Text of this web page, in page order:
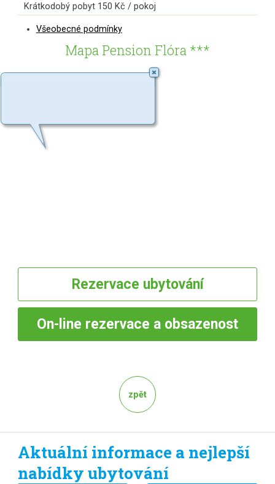
Krátkodobý pobyt 150 Kč / pokoj
Všeobecné podmínky
Mapa Pension Flóra ***
Rezervace ubytování
On-line rezervace a obsazenost
zpět
Aktuální informace a nejlepší
nabídky ubytování